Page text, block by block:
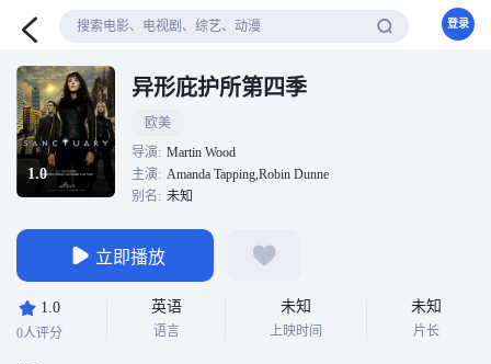
登录
1.0
异形庇护所第四季
欧美
导演: Martin Wood
主演: Amanda Tapping,Robin Dunne
别名: 未知
立即播放
1.0
0人评分
英语
语言
未知
上映时间
未知
片长